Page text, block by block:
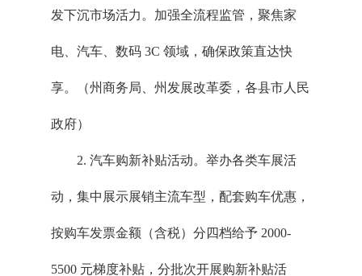
发下沉市场活力。加强全流程监管，聚焦家
电、汽车、数码 3C 领域，确保政策直达快
享。（州商务局、州发展改革委，各县市人民
政府）
2. 汽车购新补贴活动。举办各类车展活
动，集中展示展销主流车型，配套购车优惠，
按购车发票金额（含税）分四档给予 2000-
5500 元梯度补贴，分批次开展购新补贴活